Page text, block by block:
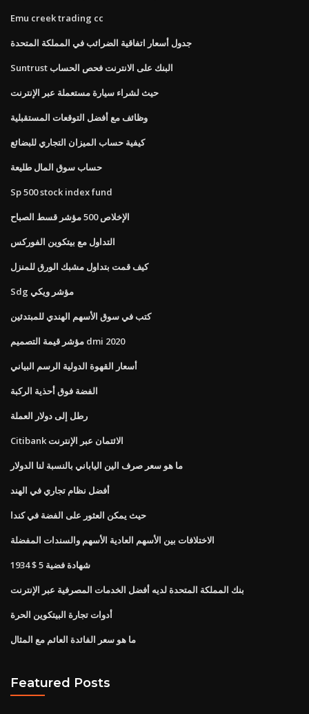
Emu creek trading cc
جدول أسعار اتفاقية الضرائب في المملكة المتحدة
Suntrust البنك على الانترنت فحص الحساب
حيث لشراء سيارة مستعملة عبر الإنترنت
وظائف مع أفضل التوقعات المستقبلية
كيفية حساب الميزان التجاري للبضائع
حساب سوق المال طليعة
Sp 500 stock index fund
الإخلاص 500 مؤشر قسط الصباح
التداول مع بيتكوين الفوركس
كيف قمت بتداول مشبك الورق للمنزل
Sdg مؤشر ويكي
كتب في سوق الأسهم الهندي للمبتدئين
مؤشر قيمة التصميم dmi 2020
أسعار القهوة الدولية الرسم البياني
الفضة فوق أحذية الركبة
رطل إلى دولار العملة
Citibank الائتمان عبر الإنترنت
ما هو سعر صرف الين الياباني بالنسبة لنا الدولار
أفضل نظام تجاري في الهند
حيث يمكن العثور على الفضة في كندا
الاختلافات بين الأسهم العادية الأسهم والسندات المفضلة
1934 $ 5 شهادة فضية
بنك المملكة المتحدة لديه أفضل الخدمات المصرفية عبر الإنترنت
أدوات تجارة البيتكوين الحرة
ما هو سعر الفائدة العائم مع المثال
Featured Posts